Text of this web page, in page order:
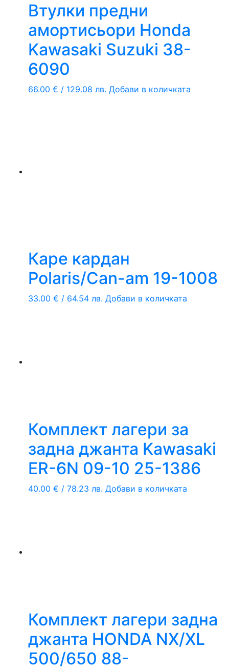
Втулки предни
амортисьори Honda
Kawasaki Suzuki 38-
6090
66.00 € / 129.08 лв. Добави в количката
Каре кардан
Polaris/Can-am 19-1008
33.00 € / 64.54 лв. Добави в количката
Комплект лагери за
задна джанта Kawasaki
ER-6N 09-10 25-1386
40.00 € / 78.23 лв. Добави в количката
Комплект лагери задна
джанта HONDA NX/XL
500/650 88-